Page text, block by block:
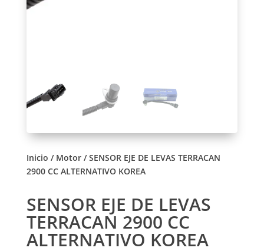
Inicio / Motor/ SENSOR EJE DE LEVAS TERRACAN
2900 CC ALTERNATIVO KOREA
SENSOR EJE DE LEVAS
TERRACAN 2900 CC
ALTERNATIVO KOREA